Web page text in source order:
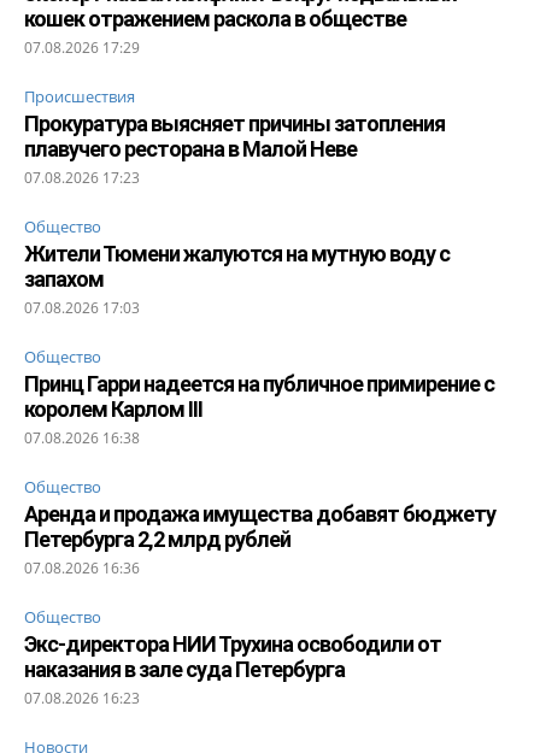
кошек отражением раскола в обществе
07.08.2026 17:29
Происшествия
Прокуратура выясняет причины затопления
плавучего ресторана в Малой Неве
07.08.2026 17:23
Общество
Жители Тюмени жалуются на мутную воду с
запахом
07.08.2026 17:03
Общество
Принц Гарри надеется на публичное примирение с
королем Карлом III
07.08.2026 16:38
Общество
Аренда и продажа имущества добавят бюджету
Петербурга 2,2 млрд рублей
07.08.2026 16:36
Общество
Экс-директора НИИ Трухина освободили от
наказания в зале суда Петербурга
07.08.2026 16:23
Новости